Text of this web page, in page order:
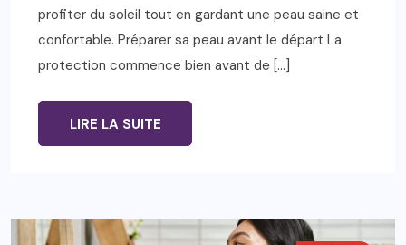
profiter du soleil tout en gardant une peau saine et
confortable. Préparer sa peau avant le départ La
protection commence bien avant de […]
LIRE LA SUITE